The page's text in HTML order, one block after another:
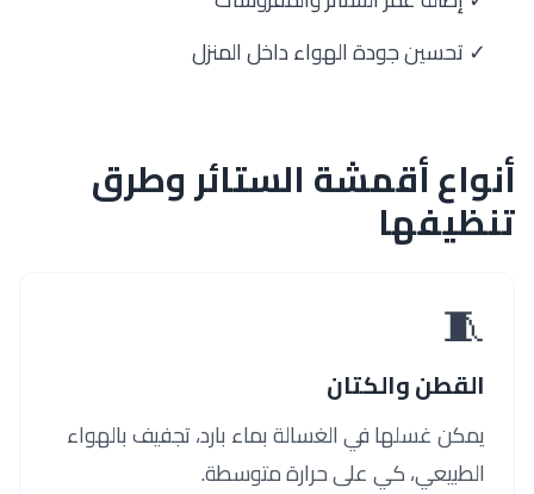
✓ تحسين جودة الهواء داخل المنزل
أنواع أقمشة الستائر وطرق
تنظيفها
🧵
القطن والكتان
يمكن غسلها في الغسالة بماء بارد، تجفيف بالهواء
الطبيعي، كي على حرارة متوسطة.